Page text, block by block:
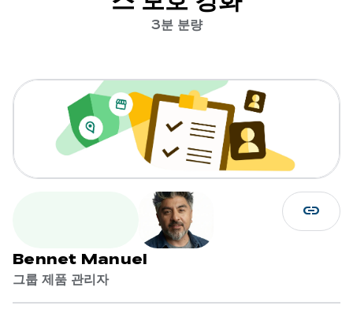
3분 분량
Bennet Manuel
그룹 제품 관리자
link